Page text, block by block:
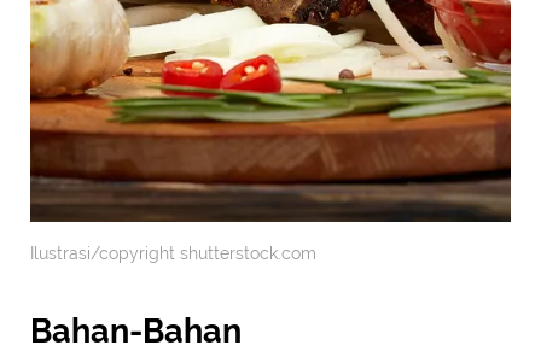
Ilustrasi/copyright shutterstock.com
Bahan-Bahan